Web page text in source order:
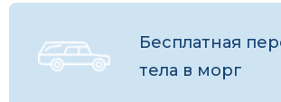
Бесплатная
тела в морг